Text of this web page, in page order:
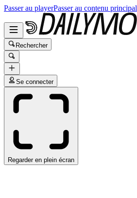
Passer au playerPasser au contenu principal
Rechercher
Se connecter
Regarder en plein écran